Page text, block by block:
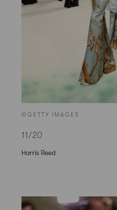
©GETTY IMAGES
11 /20
Harris Reed